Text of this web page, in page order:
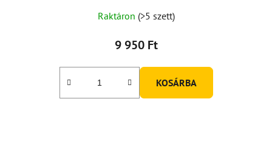
Raktáron (>5 szett)
9 950 Ft
KOSÁRBA